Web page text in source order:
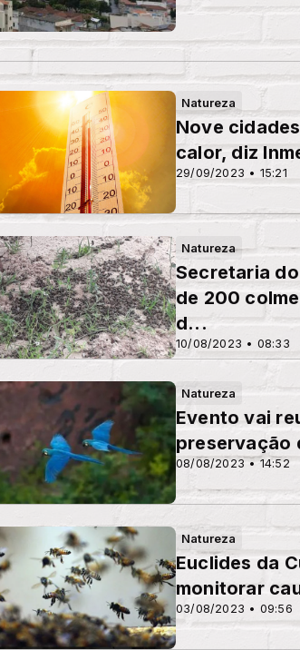
Natureza
29/09/2023 • 15:21
Nove
calor, diz
Natureza
10/08/2023 • 08:33
Secretaria
de 200
d...
Natureza
08/08/2023 • 14:52
Evento vai
preservação
Natureza
03/08/2023 • 09:56
Euclides da
monitorar